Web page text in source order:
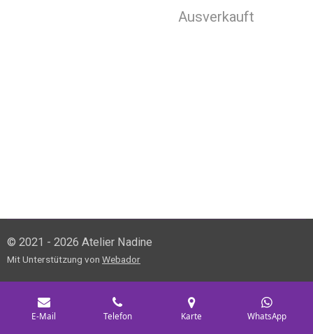
Ausverkauft
© 2021 - 2026 Atelier Nadine
Mit Unterstützung von Webador
E-Mail Telefon Karte WhatsApp